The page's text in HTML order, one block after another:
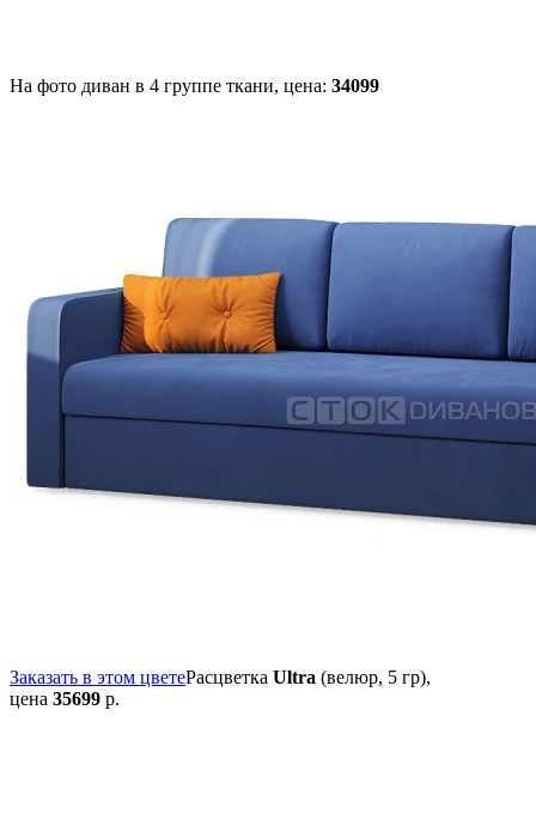
На фото диван в 4 группе ткани, цена: 34099
Заказать в этом цветеРасцветка Ultra (велюр, 5 гр),
цена 35699 р.